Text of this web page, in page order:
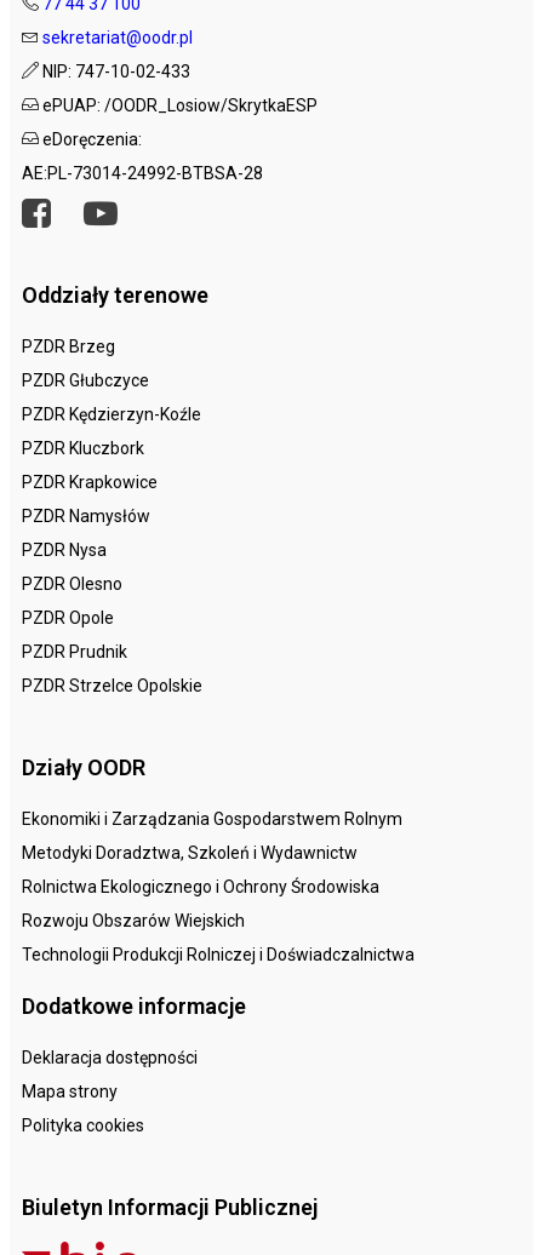
sekretariat@oodr.pl
NIP: 747-10-02-433
ePUAP: /OODR_Losiow/SkrytkaESP
eDoręczenia:
AE:PL-73014-24992-BTBSA-28
Oddziały terenowe
PZDR Brzeg
PZDR Głubczyce
PZDR Kędzierzyn-Koźle
PZDR Kluczbork
PZDR Krapkowice
PZDR Namysłów
PZDR Nysa
PZDR Olesno
PZDR Opole
PZDR Prudnik
PZDR Strzelce Opolskie
Działy OODR
Ekonomiki i Zarządzania Gospodarstwem Rolnym
Metodyki Doradztwa, Szkoleń i Wydawnictw
Rolnictwa Ekologicznego i Ochrony Środowiska
Rozwoju Obszarów Wiejskich
Technologii Produkcji Rolniczej i Doświadczalnictwa
Dodatkowe informacje
Deklaracja dostępności
Mapa strony
Polityka cookies
Biuletyn Informacji Publicznej